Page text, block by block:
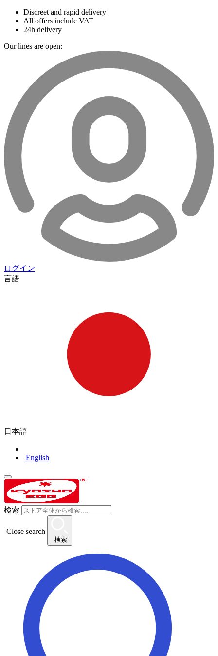
Discreet and rapid delivery
All offers include VAT
24h delivery
Our lines are open:
ログイン
言語
日本語
English
検索
Close search
検索